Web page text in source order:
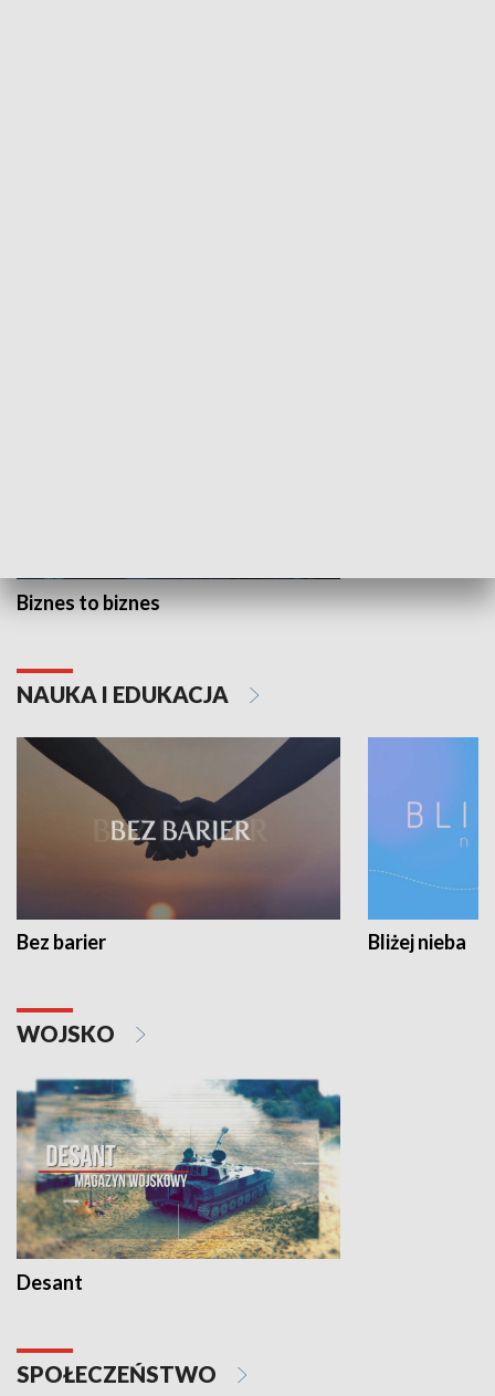
Biznes to biznes
NAUKA I EDUKACJA
Bez barier Bliżej nieba
WOJSKO
Desant
SPOŁECZEŃSTWO